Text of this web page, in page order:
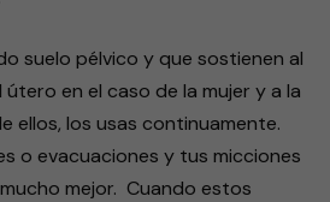
suelo pélvico y que sostienen al
en el caso de la mujer y a la
ellos, los usas continuamente.
o evacuaciones y tus micciones
mejor. Cuando estos